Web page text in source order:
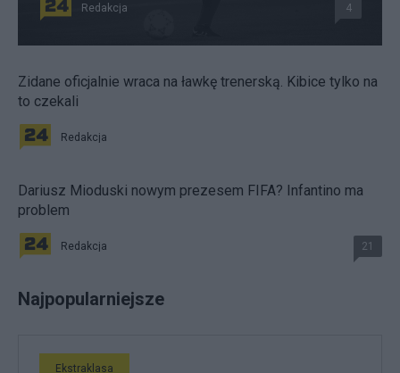
Redakcja 4
Zidane oficjalnie wraca na ławkę trenerską. Kibice tylko na
to czekali
Redakcja
Dariusz Mioduski nowym prezesem FIFA? Infantino ma
problem
Redakcja 21
Najpopularniejsze
Ekstraklasa